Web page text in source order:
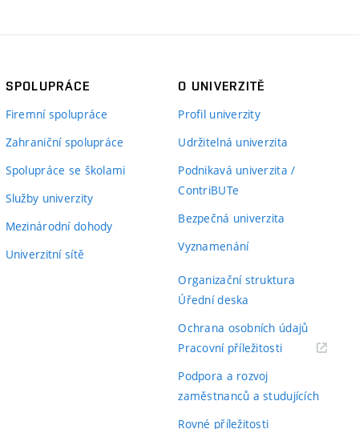
SPOLUPRÁCE
Firemní spolupráce
Zahraniční spolupráce
Spolupráce se školami
Služby univerzity
Mezinárodní dohody
Univerzitní sítě
O UNIVERZITĚ
Profil univerzity
Udržitelná univerzita
Podnikavá univerzita /
ContriBUTe
Bezpečná univerzita
Vyznamenání
Organizační struktura
Úřední deska
Ochrana osobních údajů
Pracovní příležitosti(externí
Podpora a rozvoj
zaměstnanců a studujících
Rovné příležitosti